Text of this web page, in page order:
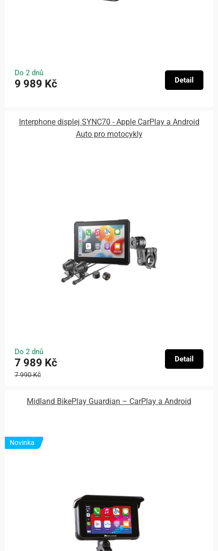
Do 2 dnů
9 989 Kč Detail
Interphone displej SYNC70 - Apple CarPlay a Android
Auto pro motocykly
Do 2 dnů
7 989 Kč
7 990 Kč
Detail
Midland BikePlay Guardian – CarPlay a Android
Novinka